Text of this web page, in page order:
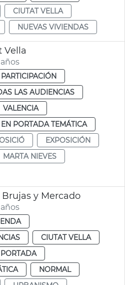
CIUTAT VELLA
NUEVAS VIVIENDAS
Vella
LAS AUDIENCIAS
VALENCIA
EN PORTADA TEMÁTICA
EXPOSICIÓN
MARTA NIEVES
y Mercado
CIUTAT VELLA
NORMAL